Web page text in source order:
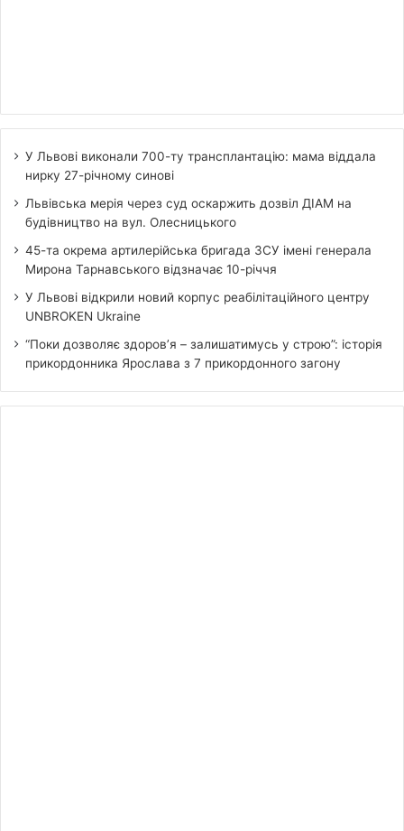
У Львові виконали 700-ту трансплантацію: мама віддала
нирку 27-річному синові
Львівська мерія через суд оскаржить дозвіл ДІАМ на
будівництво на вул. Олесницького
45-та окрема артилерійська бригада ЗСУ імені генерала
Мирона Тарнавського відзначає 10-річчя
У Львові відкрили новий корпус реабілітаційного центру
UNBROKEN Ukraine
“Поки дозволяє здоров’я – залишатимусь у строю”: історія
прикордонника Ярослава з 7 прикордонного загону